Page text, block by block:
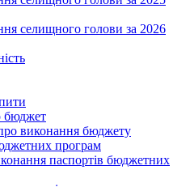
селищного голови за 2026
бюджет
виконання бюджету
програм
паспортів бюджетних